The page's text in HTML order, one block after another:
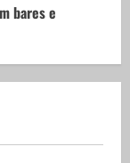
bares e